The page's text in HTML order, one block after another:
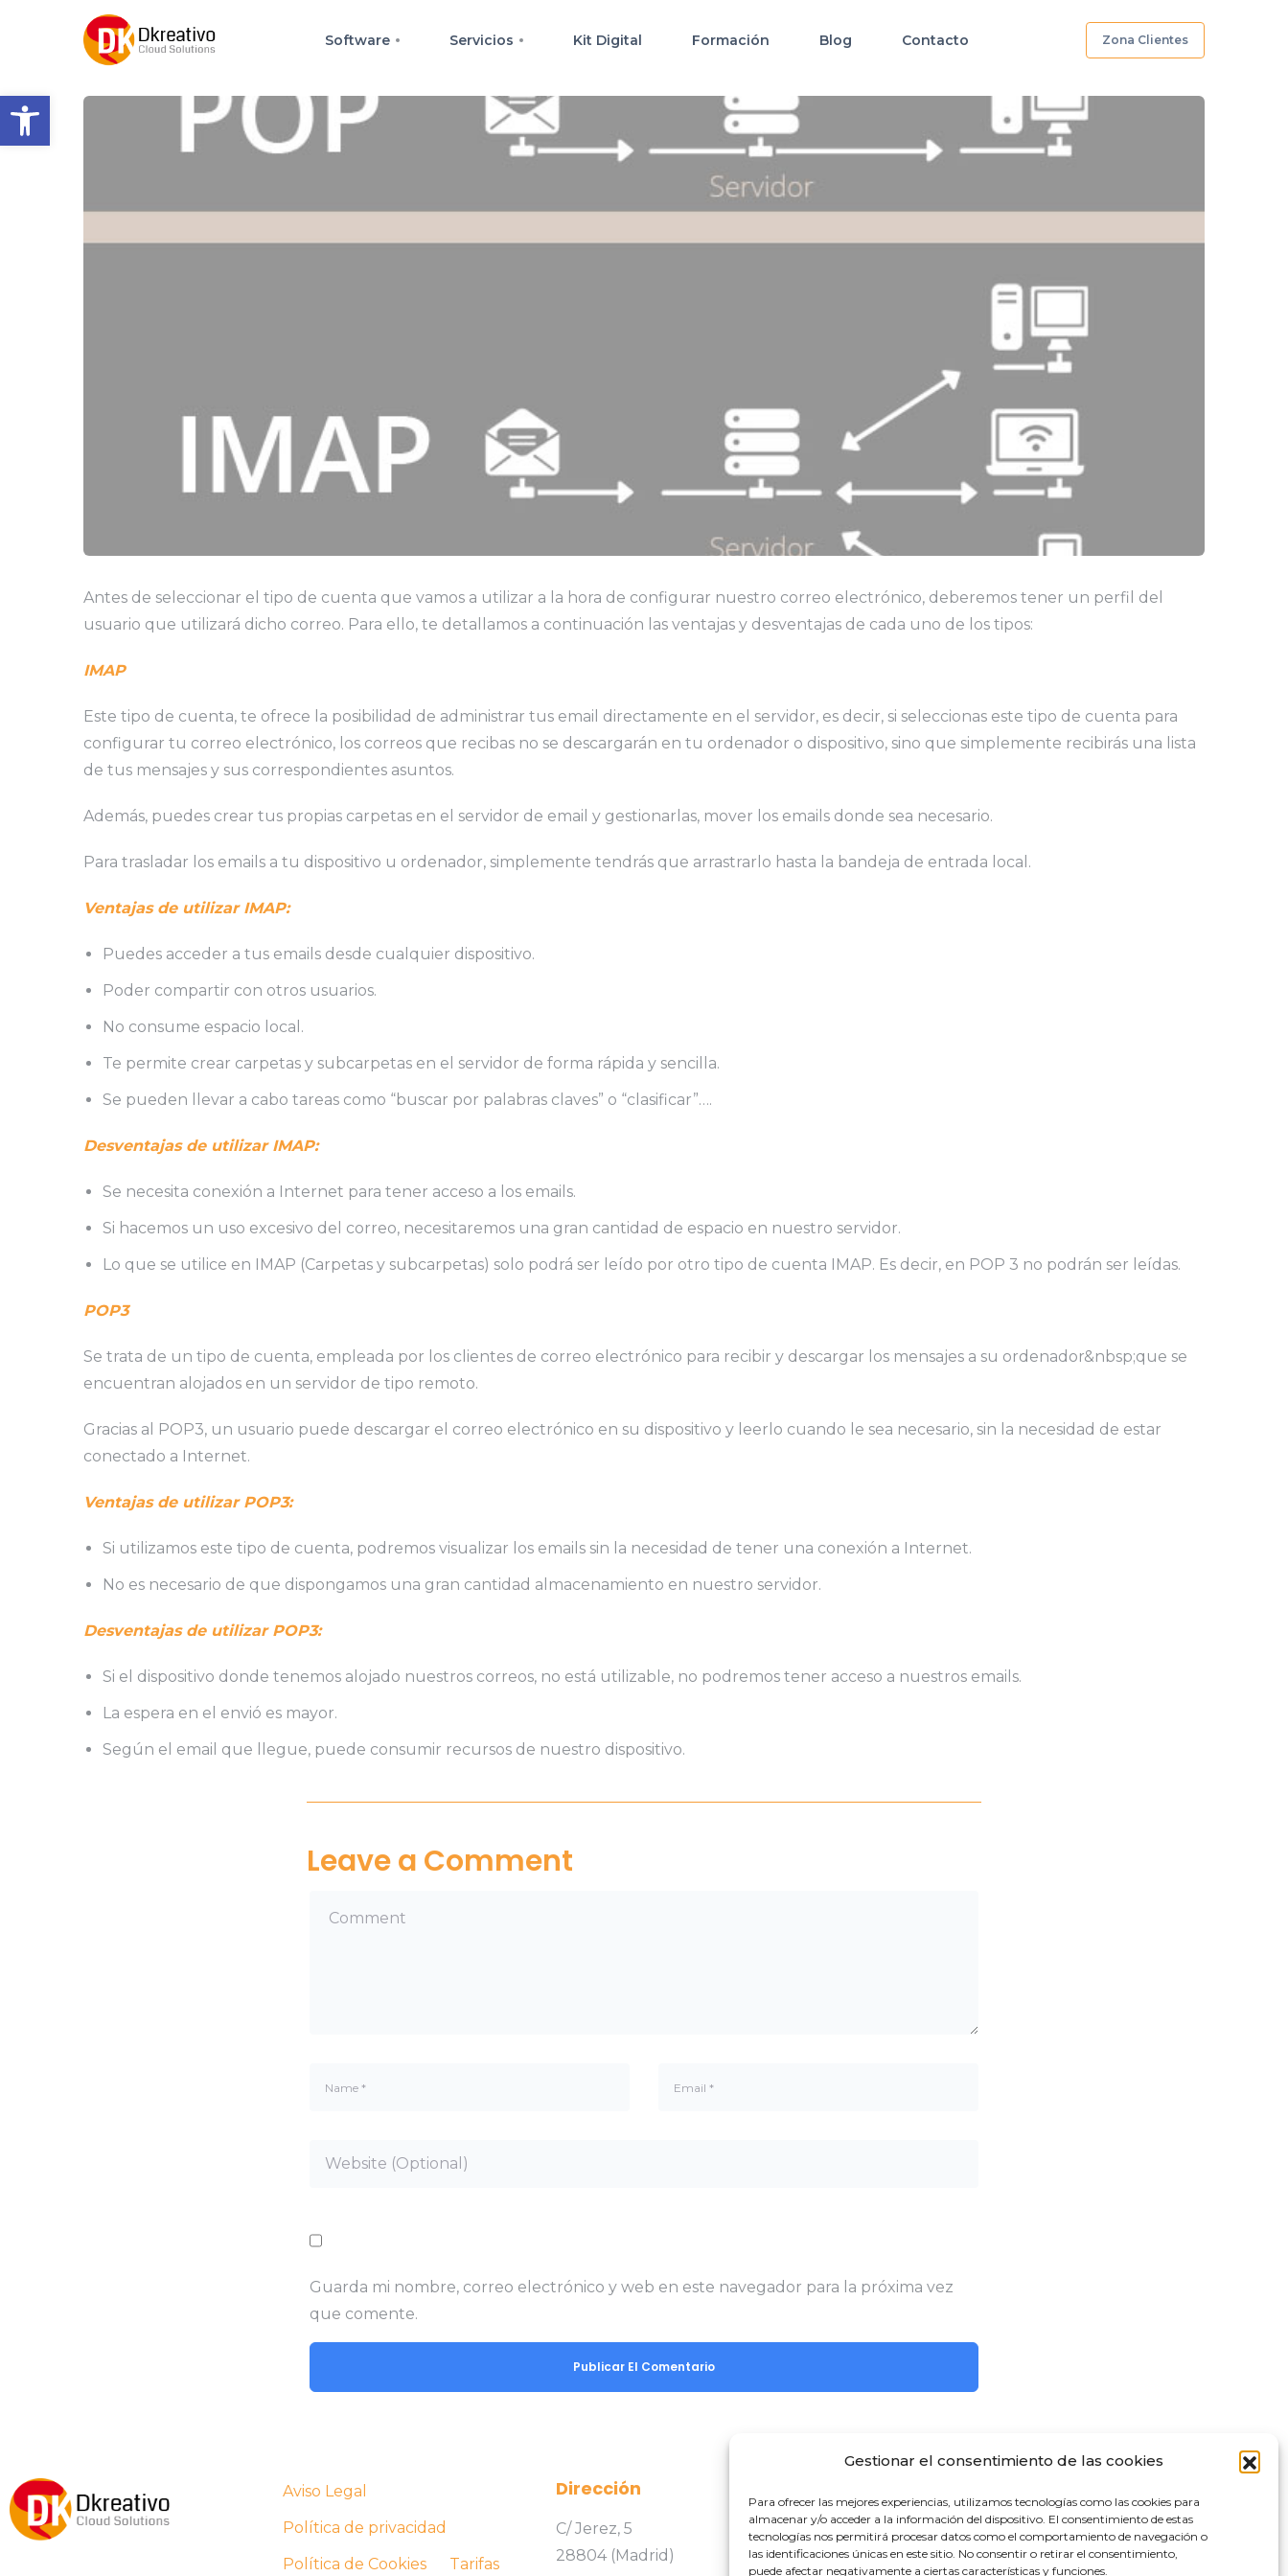
Abrir barra de herramientas
Gestionar el consentimiento de las cookies
Para ofrecer las mejores experiencias, utilizamos tecnologías como las cookies para
almacenar y/o acceder a la información del dispositivo. El consentimiento de estas
tecnologías nos permitirá procesar datos como el comportamiento de navegación o
las identificaciones únicas en este sitio. No consentir o retirar el consentimiento,
puede afectar negativamente a ciertas características y funciones.
Software Servicios Kit Digital Formación Blog Contacto Zona Clientes
Antes de seleccionar el tipo de cuenta que vamos a utilizar a la hora de configurar nuestro correo electrónico, deberemos tener un perfil del
usuario que utilizará dicho correo. Para ello, te detallamos a continuación las ventajas y desventajas de cada uno de los tipos:
IMAP
Este tipo de cuenta, te ofrece la posibilidad de administrar tus email directamente en el servidor, es decir, si seleccionas este tipo de cuenta para
configurar tu correo electrónico, los correos que recibas no se descargarán en tu ordenador o dispositivo, sino que simplemente recibirás una lista
de tus mensajes y sus correspondientes asuntos.
Además, puedes crear tus propias carpetas en el servidor de email y gestionarlas, mover los emails donde sea necesario.
Para trasladar los emails a tu dispositivo u ordenador, simplemente tendrás que arrastrarlo hasta la bandeja de entrada local.
Ventajas de utilizar IMAP:
Puedes acceder a tus emails desde cualquier dispositivo.
Poder compartir con otros usuarios.
No consume espacio local.
Te permite crear carpetas y subcarpetas en el servidor de forma rápida y sencilla.
Se pueden llevar a cabo tareas como “buscar por palabras claves” o “clasificar”….
Desventajas de utilizar IMAP:
Se necesita conexión a Internet para tener acceso a los emails.
Si hacemos un uso excesivo del correo, necesitaremos una gran cantidad de espacio en nuestro servidor.
Lo que se utilice en IMAP (Carpetas y subcarpetas) solo podrá ser leído por otro tipo de cuenta IMAP. Es decir, en POP 3 no podrán ser leídas.
POP3
Se trata de un tipo de cuenta, empleada por los clientes de correo electrónico para recibir y descargar los mensajes a su ordenador&nbsp;que se
encuentran alojados en un servidor de tipo remoto.
Gracias al POP3, un usuario puede descargar el correo electrónico en su dispositivo y leerlo cuando le sea necesario, sin la necesidad de estar
conectado a Internet.
Ventajas de utilizar POP3:
Si utilizamos este tipo de cuenta, podremos visualizar los emails sin la necesidad de tener una conexión a Internet.
No es necesario de que dispongamos una gran cantidad almacenamiento en nuestro servidor.
Desventajas de utilizar POP3:
Si el dispositivo donde tenemos alojado nuestros correos, no está utilizable, no podremos tener acceso a nuestros emails.
La espera en el envió es mayor.
Según el email que llegue, puede consumir recursos de nuestro dispositivo.
Leave a Comment
Guarda mi nombre, correo electrónico y web en este navegador para la próxima vez
que comente.
Aviso Legal
Política de privacidad
Política de Cookies
Tarifas
Dirección
C/ Jerez, 5
28804 (Madrid)
Lunes - Jueves
08:00h a 14:00h /16:00h a 18:00h